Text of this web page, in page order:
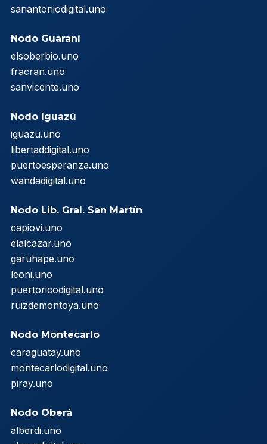
sanantoniodigital.uno
Nodo Guaraní
elsoberbio.uno
fracran.uno
sanvicente.uno
Nodo Iguazú
iguazu.uno
libertaddigital.uno
puertoesperanza.uno
wandadigital.uno
Nodo Lib. Gral. San Martín
capiovi.uno
elalcazar.uno
garuhape.uno
leoni.uno
puertoricodigital.uno
ruizdemontoya.uno
Nodo Montecarlo
caraguatay.uno
montecarlodigital.uno
piray.uno
Nodo Oberá
alberdi.uno